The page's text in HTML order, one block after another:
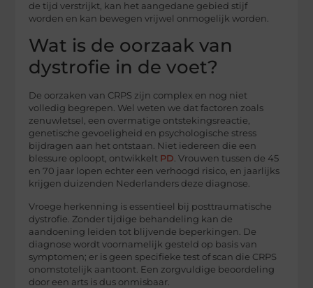
de tijd verstrijkt, kan het aangedane gebied stijf
worden en kan bewegen vrijwel onmogelijk worden.
Wat is de oorzaak van
dystrofie in de voet?
De oorzaken van CRPS zijn complex en nog niet
volledig begrepen. Wel weten we dat factoren zoals
zenuwletsel, een overmatige ontstekingsreactie,
genetische gevoeligheid en psychologische stress
bijdragen aan het ontstaan. Niet iedereen die een
blessure oploopt, ontwikkelt PD. Vrouwen tussen de 45
en 70 jaar lopen echter een verhoogd risico, en jaarlijks
krijgen duizenden Nederlanders deze diagnose.
Vroege herkenning is essentieel bij posttraumatische
dystrofie. Zonder tijdige behandeling kan de
aandoening leiden tot blijvende beperkingen. De
diagnose wordt voornamelijk gesteld op basis van
symptomen; er is geen specifieke test of scan die CRPS
onomstotelijk aantoont. Een zorgvuldige beoordeling
door een arts is dus onmisbaar.